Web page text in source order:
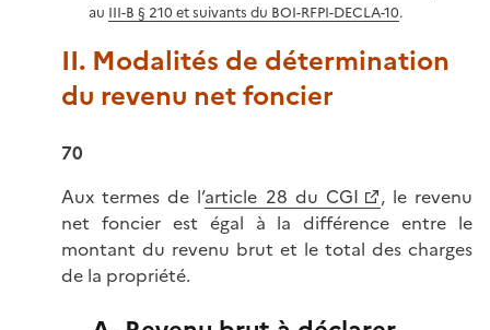
au III-B § 210 et suivants du BOI-RFPI-DECLA-10.
II. Modalités de détermination
du revenu net foncier
70
Aux termes de l’article 28 du CGI
, le revenu
net foncier est égal à la différence entre le
montant du revenu brut et le total des charges
de la propriété.